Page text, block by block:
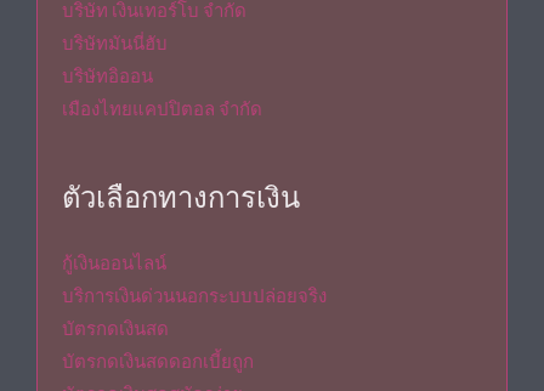
บริษัท เงินเทอร์โบ จำกัด
บริษัทมันนี่ฮับ
บริษัทอิออน
เมืองไทยแคปปิตอล จำกัด
ตัวเลือกทางการเงิน
กู้เงินออนไลน์
บริการเงินด่วนนอกระบบปล่อยจริง
บัตรกดเงินสด
บัตรกดเงินสดดอกเบี้ยถูก